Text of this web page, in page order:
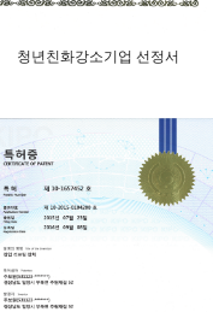
청년친화강소기업 선정서